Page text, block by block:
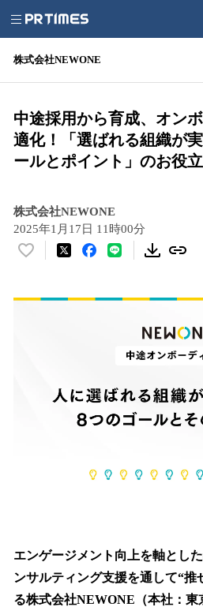
株式会社NEWONE
中途採用から育成、オン
適化！「選ばれる組織が
ールとポイント」のお役
株式会社NEWONE
2025年1月17日 11時00分
い
エンゲージメント向上を軸とし
ンサルティング支援を通して“推
る株式会社NEWONE（本社：